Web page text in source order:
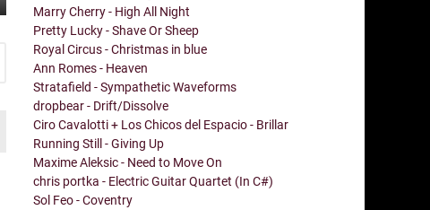
Marry Cherry - High All Night
Pretty Lucky - Shave Or Sheep
Royal Circus - Christmas in blue
Ann Romes - Heaven
Stratafield - Sympathetic Waveforms
dropbear - Drift/Dissolve
Ciro Cavalotti + Los Chicos del Espacio - Brillar
Running Still - Giving Up
Maxime Aleksic - Need to Move On
chris portka - Electric Guitar Quartet (In C#)
Sol Feo - Coventry